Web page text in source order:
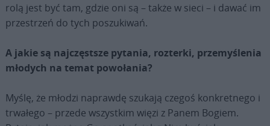
rolą jest być tam, gdzie oni są – także w sieci – i dawać im
przestrzeń do tych poszukiwań.
A jakie są najczęstsze pytania, rozterki, przemyślenia
młodych na temat powołania?
Myślę, że młodzi naprawdę szukają czegoś konkretnego i
trwałego – przede wszystkim więzi z Panem Bogiem.